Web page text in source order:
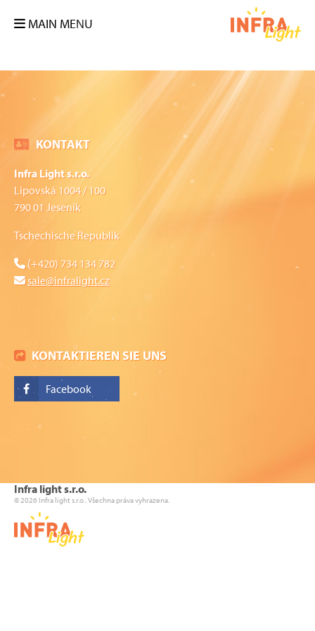
MAIN MENU
KONTAKT
Infra Light s.r.o.
Lipovská 1004 / 100
790 01 Jeseník
Tschechische Republik
(+420) 734 134 782
sale@infralight.cz
KONTAKTIEREN SIE UNS
Facebook
Infra light s.r.o.
© 2026 Infra light s.r.o.. Všechna práva vyhrazena.